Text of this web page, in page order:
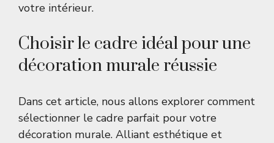
votre intérieur.
Choisir le cadre idéal pour une
décoration murale réussie
Dans cet article, nous allons explorer comment
sélectionner le cadre parfait pour votre
décoration murale. Alliant esthétique et